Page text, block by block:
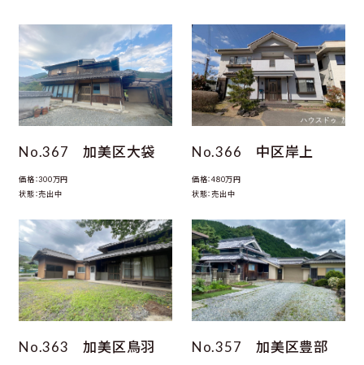
No.367 加美区大袋
価格：300万円
状態：売出中
No.366 中区岸上
価格：480万円
状態：売出中
No.363 加美区鳥羽 No.357 加美区豊部